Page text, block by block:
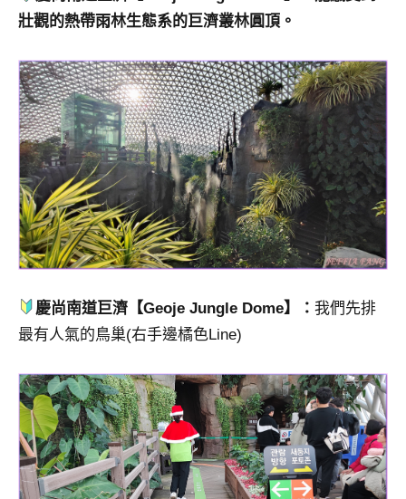
壯觀的熱帶雨林生態系的巨濟叢林圓頂。
慶尚南道巨濟【Geoje Jungle Dome】 ：我們先排
最有人氣的鳥巢(右手邊橘色Line)